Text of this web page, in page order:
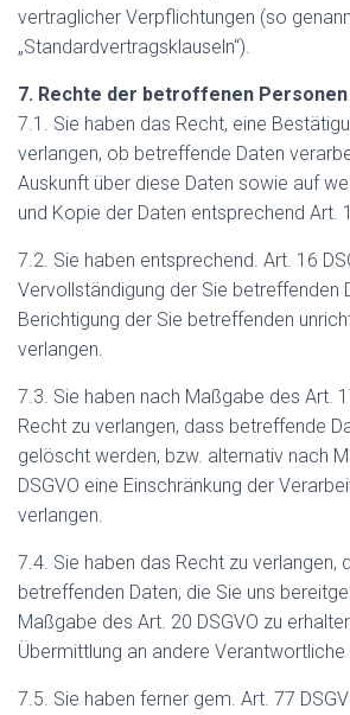
vertraglicher Verpflichtungen (so
„Standardvertragsklauseln“).
7. Rechte der betroffenen Personen
7.1. Sie haben das Recht, eine
verlangen, ob betreffende Daten
Auskunft über diese Daten sowie auf
und Kopie der Daten entsprechend Art.
7.2. Sie haben entsprechend. Art. 16
Vervollständigung der Sie betreffenden
Berichtigung der Sie betreffenden
verlangen.
7.3. Sie haben nach Maßgabe des Art.
Recht zu verlangen, dass betreffende
gelöscht werden, bzw. alternativ nach
DSGVO eine Einschränkung der
verlangen.
7.4. Sie haben das Recht zu verlangen,
betreffenden Daten, die Sie uns
Maßgabe des Art. 20 DSGVO zu
Übermittlung an andere
7.5. Sie haben ferner gem. Art. 77